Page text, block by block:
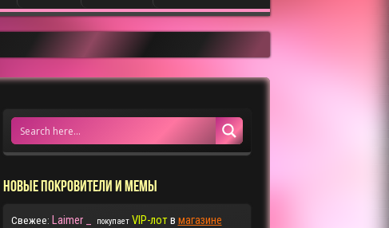
НОВЫЕ ПОКРОВИТЕЛИ И МЕМЫ
Свежее: Laimer _ покупает VIP-лотв магазине